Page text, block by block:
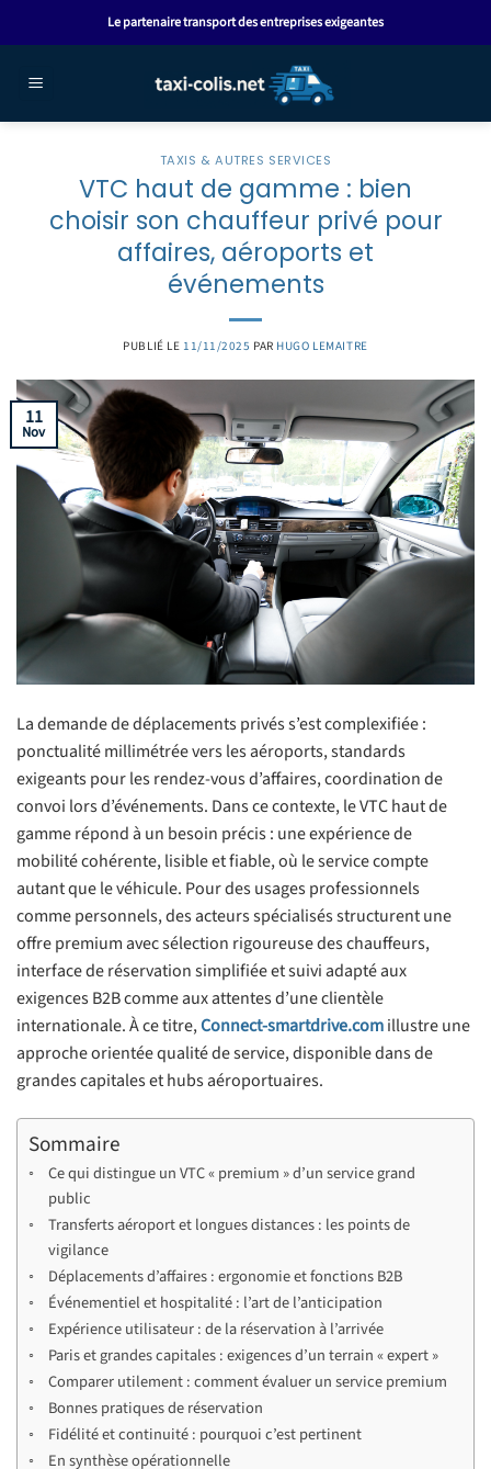
au
Le partenaire transport des entreprises exigeantes
TAXIS & AUTRES SERVICES
VTC haut de gamme : bien
choisir son chauffeur privé pour
affaires, aéroports et
événements
PUBLIÉ LE 11/11/2025 PAR HUGO LEMAITRE
11
Nov
La demande de déplacements privés s’est complexifiée :
ponctualité millimétrée vers les aéroports, standards
exigeants pour les rendez-vous d’affaires, coordination de
convoi lors d’événements. Dans ce contexte, le VTC haut de
gamme répond à un besoin précis : une expérience de
mobilité cohérente, lisible et fiable, où le service compte
autant que le véhicule. Pour des usages professionnels
comme personnels, des acteurs spécialisés structurent une
offre premium avec sélection rigoureuse des chauffeurs,
interface de réservation simplifiée et suivi adapté aux
exigences B2B comme aux attentes d’une clientèle
internationale. À ce titre,Connect-smartdrive.comillustre une
approche orientée qualité de service, disponible dans de
grandes capitales et hubs aéroportuaires.
Sommaire
Ce qui distingue un VTC « premium » d’un service grand
public
Transferts aéroport et longues distances : les points de
vigilance
Déplacements d’affaires : ergonomie et fonctions B2B
Événementiel et hospitalité : l’art de l’anticipation
Expérience utilisateur : de la réservation à l’arrivée
Paris et grandes capitales : exigences d’un terrain « expert »
Comparer utilement : comment évaluer un service premium
Bonnes pratiques de réservation
Fidélité et continuité : pourquoi c’est pertinent
En synthèse opérationnelle